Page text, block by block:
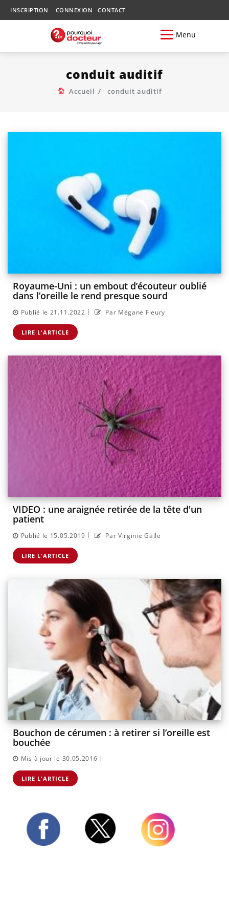
INSCRIPTION CONNEXION CONTACT
Menu
conduit auditif
Accueil conduit auditif
Royaume-Uni : un embout d’écouteur oublié
dans l’oreille le rend presque sourd
Publié le 21.11.2022 | Par Mégane Fleury
LIRE L'ARTICLE
VIDEO : une araignée retirée de la tête d'un
patient
Publié le 15.05.2019 | Par Virginie Galle
LIRE L'ARTICLE
Bouchon de cérumen : à retirer si l’oreille est
bouchée
Mis à jour le 30.05.2016 |
LIRE L'ARTICLE